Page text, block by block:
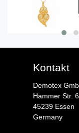
Kontakt
Demotex
Hammer Str.
45239 Essen
Germany